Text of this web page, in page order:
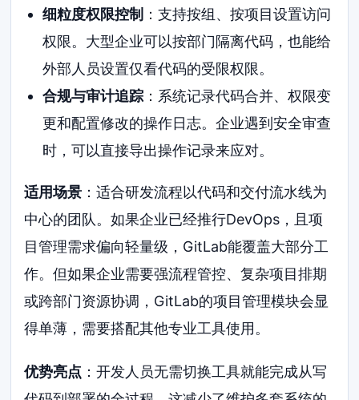
细粒度权限控制 ：支持按组、按项目设置访问
权限。大型企业可以按部门隔离代码，也能给
外部人员设置仅看代码的受限权限。
合规与审计追踪：系统记录代码合并、权限变
更和配置修改的操作日志。企业遇到安全审查
时，可以直接导出操作记录来应对。
适用场景 ：适合研发流程以代码和交付流水线为
中心的团队。如果企业已经推行DevOps，且项
目管理需求偏向轻量级，GitLab能覆盖大部分工
作。但如果企业需要强流程管控、复杂项目排期
或跨部门资源协调，GitLab的项目管理模块会显
得单薄，需要搭配其他专业工具使用。
优势亮点 ：开发人员无需切换工具就能完成从写